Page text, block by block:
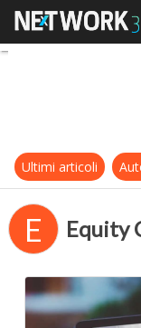
Ultimi articoli
E Equity